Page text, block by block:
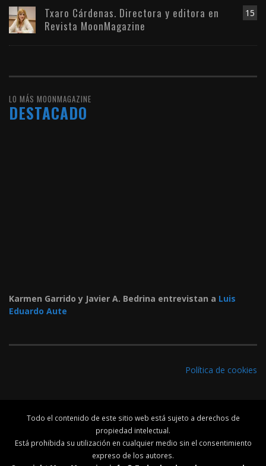
15
Txaro Cárdenas. Directora y editora en
Revista MoonMagazine
LO MÁS MOONMAGAZINE
DESTACADO
Karmen Garrido y Javier A. Bedrina entrevistan a Luis
Eduardo Aute
Política de cookies
Todo el contenido de este sitio web está sujeto a derechos de
propiedad intelectual.
Está prohibida su utilización en cualquier medio sin el consentimiento
expreso de los autores.